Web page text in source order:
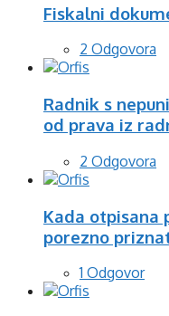
Fiskalni
2 Odgovora
Radnik s
od prava iz
2 Odgovora
Kada otpisana
porezno
1 Odgovor